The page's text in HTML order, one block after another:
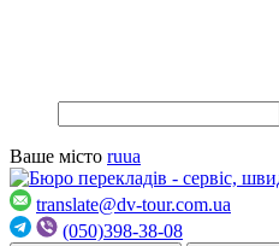
Ваше місто ruua
translate@dv-tour.com.ua
(050)398-38-08